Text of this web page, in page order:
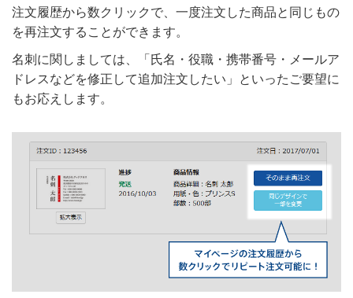
注文履歴から数クリックで、一度注文した商品と同じもの
を再注文することができます。
名刺に関しましては、「氏名・役職・携帯番号・メールア
ドレスなどを修正して追加注文したい」といったご要望に
もお応えします。